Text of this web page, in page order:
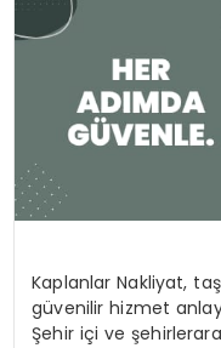
Kaplanlar Nakliyat,
güvenilir hizmet
Şehir içi ve